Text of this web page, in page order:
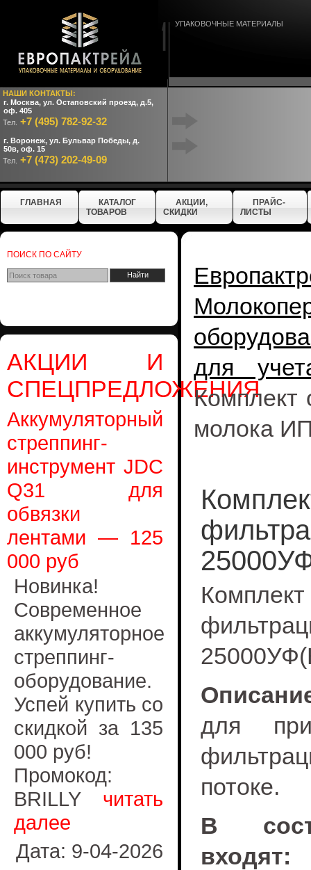
НАШИ КОНТАКТЫ:
г. Москва, ул. Остаповский проезд, д.5,
оф. 405
Тел. +7 (495) 782-92-32
г. Воронеж, ул. Бульвар Победы, д.
50в, оф. 15
Тел. +7 (473) 202-49-09
УПАКОВОЧНЫЕ МАТЕРИАЛЫ
ГЛАВНАЯ
КАТАЛОГ
ТОВАРОВ
АКЦИИ,
СКИДКИ
ПРАЙС-
ЛИСТЫ
ПОИСК ПО САЙТУ
АКЦИИ И
СПЕЦПРЕДЛОЖЕНИЯ
Аккумуляторный
стреппинг-
инструмент JDC
Q31 для
обвязки
лентами — 125
000 руб
Новинка!
Современное
аккумуляторное
стреппинг-
оборудование.
Успей купить со
скидкой за 135
000 руб!
Промокод:
BRILLY читать
далее
Дата: 9-04-2026
для
Комплект
молока
для
потоке.
В
входят: